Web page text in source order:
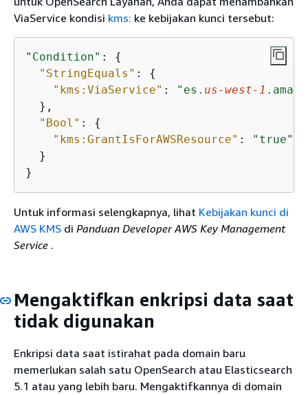
ViaService kondisi kms: ke kebijakan kunci tersebut:
"Condition" : {
"StringEquals" : {
"kms:ViaService" : "es. us-west-1
  },
"Bool" : {
"kms:GrantIsForAWSResource" :
"true"
  }
}
Untuk informasi selengkapnya, lihat Kebijakan kunci di
AWS KMS di Panduan Developer AWS Key Management
Service .
Mengaktifkan enkripsi data saat
tidak digunakan
Enkripsi data saat istirahat pada domain baru
memerlukan salah satu OpenSearch atau Elasticsearch
5.1 atau yang lebih baru. Mengaktifkannya di domain